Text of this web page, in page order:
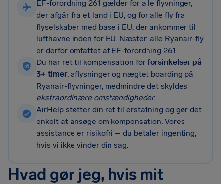
EF-forordning 261 gælder for alle flyvninger,
der afgår fra et land i EU, og for alle fly fra
flyselskaber med base i EU, der ankommer til
lufthavne inden for EU. Næsten alle Ryanair-fly
er derfor omfattet af EF-forordning 261.
Du har ret til kompensation for forsinkelser på
3+ timer, aflysninger og nægtet boarding på
Ryanair-flyvninger, medmindre det skyldes
ekstraordinære omstændigheder.
AirHelp støtter din ret til erstatning og gør det
enkelt at ansøge om kompensation. Vores
assistance er risikofri – du betaler ingenting,
hvis vi ikke vinder din sag.
Hvad gør jeg, hvis mit